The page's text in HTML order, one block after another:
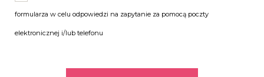
formularza w celu odpowiedzi na zapytanie za pomocą poczty
elektronicznej i/lub telefonu